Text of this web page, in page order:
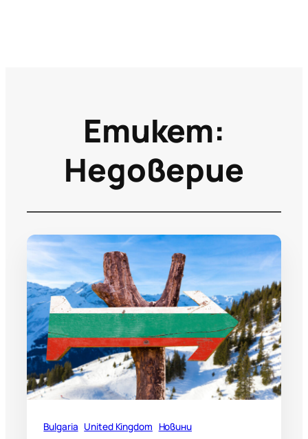
Етикет:
Недоверие
Bulgaria United Kingdom Новини